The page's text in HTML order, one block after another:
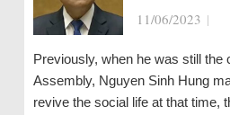
11/06/2023 |
Previously, when he was still the
Assembly, Nguyen Sinh Hung
revive the social life at that time,